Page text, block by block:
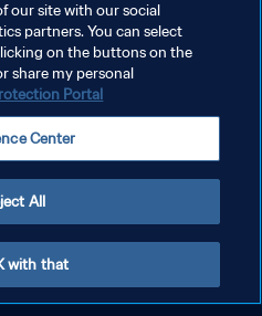
COOKIES
our site with our social
partners. You can select
on the buttons on the
share my personal
Portal
Center
All
with that